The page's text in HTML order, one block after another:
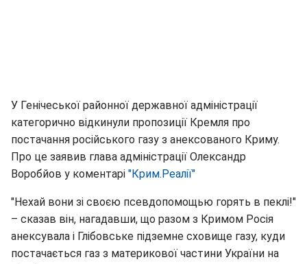
У Генічеської районної державної адміністрації
категорично відкинули пропозиції Кремля про
постачання російського газу з анексованого Криму.
Про це заявив глава адміністрації Олександр
Воробйов у коментарі "Крим.Реалії"
"Нехай вони зі своєю псевдопомощью горять в пеклі!"
– сказав він, нагадавши, що разом з Кримом Росія
анексувала і Глібовське підземне сховище газу, куди
постачається газ з материкової частини України на